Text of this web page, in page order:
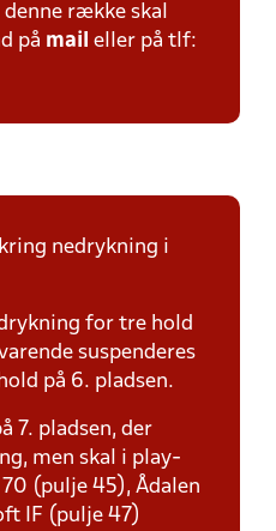
række skal
på mail eller på tlf:
nedrykning i
for tre hold
suspenderes
på 6. pladsen.
7. pladsen, der
men skal i play-
(pulje 45), Ådalen
IF (pulje 47)